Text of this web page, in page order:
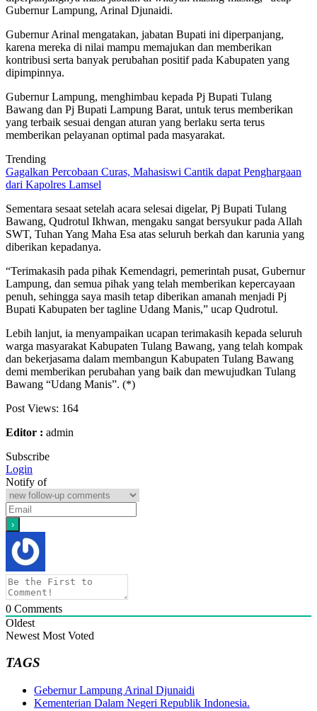
Gubernur Lampung, Arinal Djunaidi.
Gubernur Arinal mengatakan, jabatan Bupati ini diperpanjang,
karena mereka di nilai mampu memajukan dan memberikan
kontribusi serta banyak perubahan positif pada Kabupaten yang
dipimpinnya.
Gubernur Lampung, menghimbau kepada Pj Bupati Tulang
Bawang dan Pj Bupati Lampung Barat, untuk terus memberikan
yang terbaik sesuai dengan aturan yang berlaku serta terus
memberikan pelayanan optimal pada masyarakat.
Trending
Gagalkan Percobaan Curas, Mahasiswi Cantik dapat Penghargaan
dari Kapolres Lamsel
Sementara sesaat setelah acara selesai digelar, Pj Bupati Tulang
Bawang, Qudrotul Ikhwan, mengaku sangat bersyukur pada Allah
SWT, Tuhan Yang Maha Esa atas seluruh berkah dan karunia yang
diberikan kepadanya.
“Terimakasih pada pihak Kemendagri, pemerintah pusat, Gubernur
Lampung, dan semua pihak yang telah memberikan kepercayaan
penuh, sehingga saya masih tetap diberikan amanah menjadi Pj
Bupati Kabupaten ber tagline Udang Manis,” ucap Qudrotul.
Lebih lanjut, ia menyampaikan ucapan terimakasih kepada seluruh
warga masyarakat Kabupaten Tulang Bawang, yang telah kompak
dan bekerjasama dalam membangun Kabupaten Tulang Bawang
demi memberikan perubahan yang baik dan mewujudkan Tulang
Bawang “Udang Manis”. (*)
Post Views: 164
Editor : admin
Subscribe
Login
Notify of
0 Comments
Oldest
Newest Most Voted
TAGS
Gebernur Lampung Arinal Djunaidi
Kementerian Dalam Negeri Republik Indonesia.